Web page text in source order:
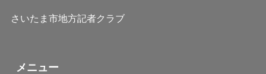
さいたま市地方記者クラブ
メニュー